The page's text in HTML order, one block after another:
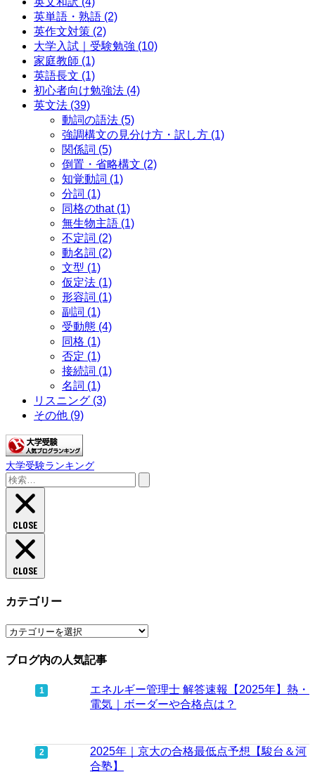
英単語・熟語 (2)
英作文対策 (2)
大学入試｜受験勉強 (10)
家庭教師 (1)
英語長文 (1)
初心者向け勉強法 (4)
英文法 (39)
動詞の語法 (5)
強調構文の見分け方・訳し方 (1)
関係詞 (5)
倒置・省略構文 (2)
知覚動詞 (1)
分詞 (1)
同格のthat (1)
無生物主語 (1)
不定詞 (2)
動名詞 (2)
文型 (1)
仮定法 (1)
形容詞 (1)
副詞 (1)
受動態 (4)
同格 (1)
否定 (1)
接続詞 (1)
名詞 (1)
リスニング (3)
その他 (9)
大学受験ランキング
検
索:
CLOSE
CLOSE
カテゴリー
カ
ゴ
ブログ内の人気記事
エネルギー管理士 解答速報【2025年】熱・
電気｜ボーダーや合格点は？
2025年｜京大の合格最低点予想【駿台＆河
合塾】